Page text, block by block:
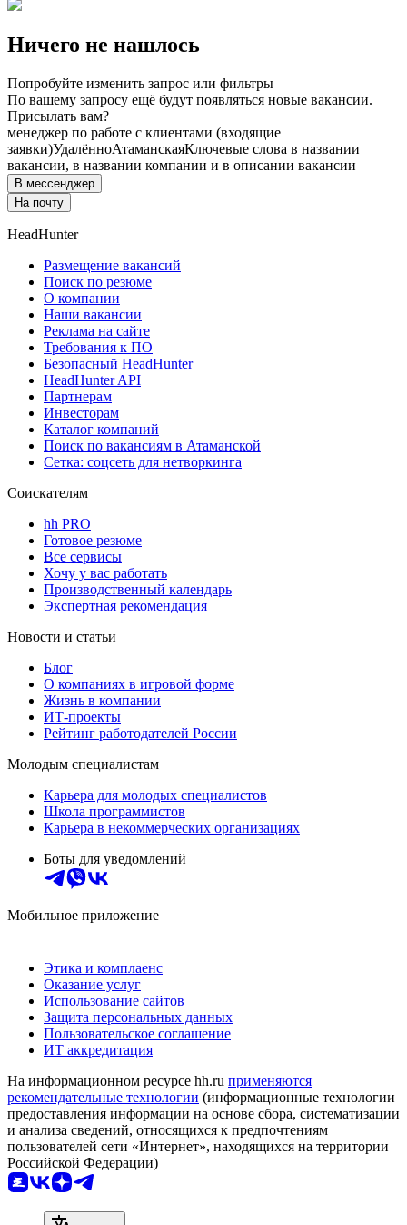
Ничего не нашлось
Попробуйте изменить запрос или фильтры
По вашему запросу ещё будут появляться новые вакансии.
Присылать вам?
менеджер по работе с клиентами (входящие
заявки)УдалённоАтаманскаяКлючевые слова в названии
вакансии, в названии компании и в описании вакансии
В мессенджер
На почту
HeadHunter
Размещение вакансий
Поиск по резюме
О компании
Наши вакансии
Реклама на сайте
Требования к ПО
Безопасный HeadHunter
HeadHunter API
Партнерам
Инвесторам
Каталог компаний
Поиск по вакансиям в Атаманской
Сетка: соцсеть для нетворкинга
Соискателям
hh PRO
Готовое резюме
Все сервисы
Хочу у вас работать
Производственный календарь
Экспертная рекомендация
Новости и статьи
Блог
О компаниях в игровой форме
Жизнь в компании
ИТ-проекты
Рейтинг работодателей России
Молодым специалистам
Карьера для молодых специалистов
Школа программистов
Карьера в некоммерческих организациях
Боты для уведомлений
Мобильное приложение
Этика и комплаенс
Оказание услуг
Использование сайтов
Защита персональных данных
Пользовательское соглашение
ИТ аккредитация
На информационном ресурсе hh.ru применяются
рекомендательные технологии (информационные технологии
предоставления информации на основе сбора, систематизации
и анализа сведений, относящихся к предпочтениям
пользователей сети «Интернет», находящихся на территории
Российской Федерации)